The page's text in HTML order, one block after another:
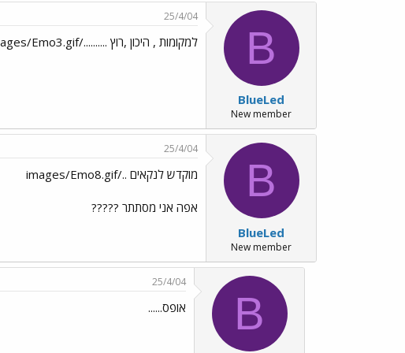
B
BlueLed
New member
25/4/04
למקומות , היכון ,רוץ ........../images/Emo3.gif
B
BlueLed
New member
25/4/04
מוקדש לנקאים ../images/Emo8.gif
אפה אני מסתתר ?????
B
25/4/04
אופס......